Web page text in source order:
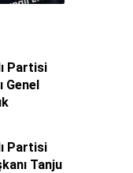
Partisi
Genel
Partisi
Tanju